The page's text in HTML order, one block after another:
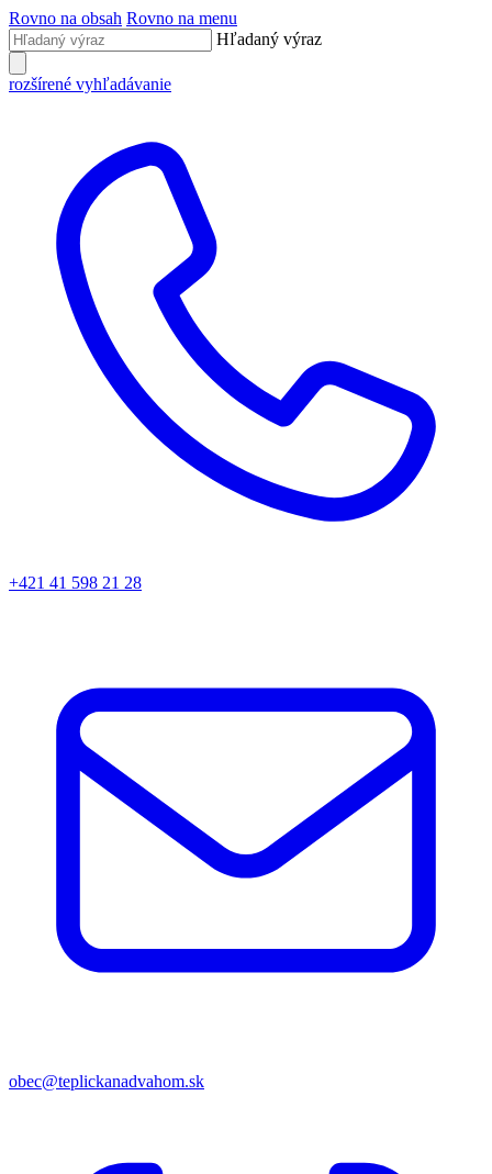
Rovno na obsah Rovno na menu
Hľadaný výraz
rozšírené vyhľadávanie
+421 41 598 21 28
obec@teplickanadvahom.sk